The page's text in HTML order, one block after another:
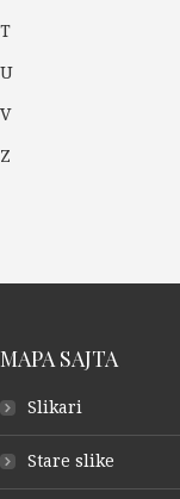
T
U
V
Z
MAPA SAJTA
Slikari
Stare slike